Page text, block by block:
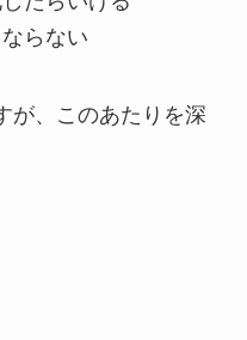
らない
が、このあたりを深